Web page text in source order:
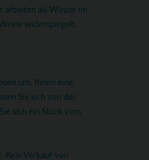
arbeiten als Winzer im
widerspiegelt.
uns, Ihnen eine
Sie sich von der
sich ein Stück vom
Kein Verkauf von